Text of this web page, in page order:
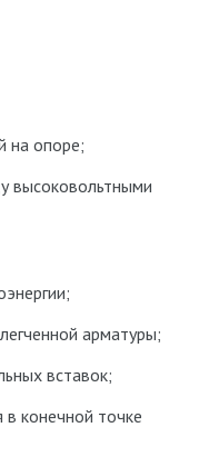
на опоре;
высоковольтными
арматуры;
вставок;
конечной точке